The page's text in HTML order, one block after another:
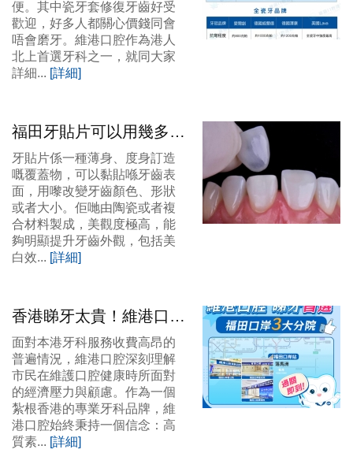
便。其中瓷牙套修復牙齒好受
歡迎，好多人都關心價錢同會
唔會磨牙。維港口腔作為港人
北上首選牙科之一，就同大家
詳細... [詳細]
福田牙貼片可以用幾多
年？福田牙貼有冇優惠？
牙貼片係一種薄身、度身訂造
嘅覆蓋物，可以黏貼喺牙齒表
面，用嚟改變牙齒顏色、形狀
或者大小。佢哋由陶瓷或者複
合材料製成，美觀度極高，能
夠明顯提升牙齒外觀，包括美
白效... [詳細]
香港睇牙太貴！維港口腔
香港品牌香港品質，以實
惠價格與口岸便捷，服務
市民齒科健康
面對本港牙科服務收費高昂的
普遍情況，維港口腔深刻理解
市民在維護口腔健康時所面對
的經濟壓力與顧慮。作為一個
紮根香港的專業牙科品牌，維
港口腔始終秉持一個信念：高
質素... [詳細]